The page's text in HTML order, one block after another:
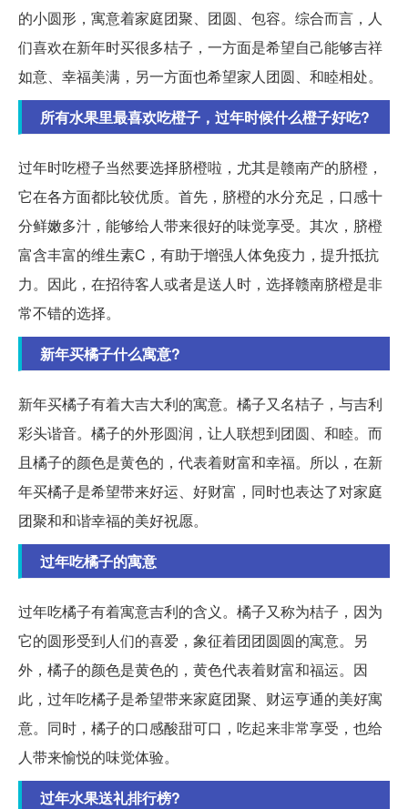
的小圆形，寓意着家庭团聚、团圆、包容。综合而言，人
们喜欢在新年时买很多桔子，一方面是希望自己能够吉祥
如意、幸福美满，另一方面也希望家人团圆、和睦相处。
所有水果里最喜欢吃橙子，过年时候什么橙子好吃?
过年时吃橙子当然要选择脐橙啦，尤其是赣南产的脐橙，
它在各方面都比较优质。首先，脐橙的水分充足，口感十
分鲜嫩多汁，能够给人带来很好的味觉享受。其次，脐橙
富含丰富的维生素C，有助于增强人体免疫力，提升抵抗
力。因此，在招待客人或者是送人时，选择赣南脐橙是非
常不错的选择。
新年买橘子什么寓意?
新年买橘子有着大吉大利的寓意。橘子又名桔子，与吉利
彩头谐音。橘子的外形圆润，让人联想到团圆、和睦。而
且橘子的颜色是黄色的，代表着财富和幸福。所以，在新
年买橘子是希望带来好运、好财富，同时也表达了对家庭
团聚和和谐幸福的美好祝愿。
过年吃橘子的寓意
过年吃橘子有着寓意吉利的含义。橘子又称为桔子，因为
它的圆形受到人们的喜爱，象征着团团圆圆的寓意。另
外，橘子的颜色是黄色的，黄色代表着财富和福运。因
此，过年吃橘子是希望带来家庭团聚、财运亨通的美好寓
意。同时，橘子的口感酸甜可口，吃起来非常享受，也给
人带来愉悦的味觉体验。
过年水果送礼排行榜?